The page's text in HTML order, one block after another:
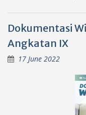
Dokumentasi
Angkatan IX
17 June 2022